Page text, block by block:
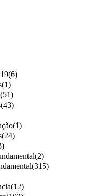
(6)
(1)
(51)
(43)
(1)
(24)
(2)
(315)
(12)